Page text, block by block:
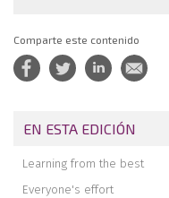
Comparte este contenido
EN ESTA EDICIÓN
Learning from the best
Everyone's effort